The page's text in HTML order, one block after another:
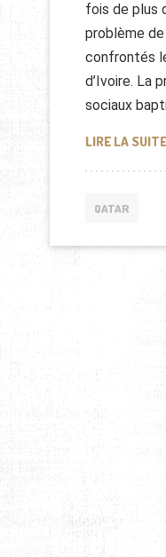
fois de plus
problème
confrontés
d’Ivoire. La
sociaux
LIRE LA SUITE
QATAR